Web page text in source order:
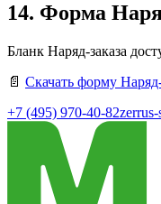
14. Форма
Бланк Наряд-заказа
📄 Скачать форму
+7 (495) 970-40-82